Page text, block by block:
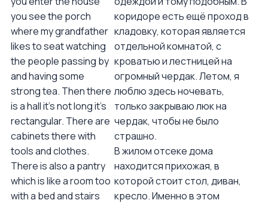
you see the porch
where my grandfather
likes to seat watching
the people passing by
and having some
strong tea. Then there
is a hall it’s not long it’s
rectangular. There are
cabinets there with
tools and clothes.
There is also a pantry
which is like a room too
with a bed and stairs
коридоре есть ещё проход в
кладовку, которая является
отдельной комнатой, с
кроватью и лестницей на
огромный чердак. Летом, я
люблю здесь ночевать,
только закрываю люк на
чердак, чтобы не было
страшно.
В жилом отсеке дома
находится прихожая, в
которой стоит стол, диван,
кресло. Именно в этом